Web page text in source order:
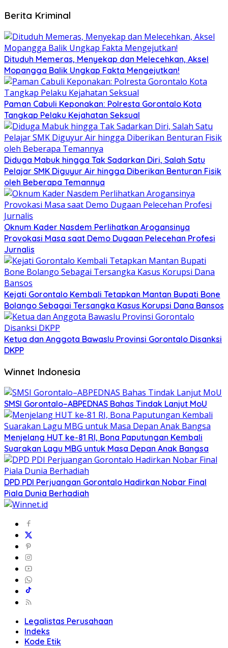
Berita Kriminal
Dituduh Memeras, Menyekap dan Melecehkan, Aksel
Mopangga Balik Ungkap Fakta Mengejutkan!
Paman Cabuli Keponakan: Polresta Gorontalo Kota
Tangkap Pelaku Kejahatan Seksual
Diduga Mabuk hingga Tak Sadarkan Diri, Salah Satu
Pelajar SMK Diguyur Air hingga Diberikan Benturan Fisik
oleh Beberapa Temannya
Oknum Kader Nasdem Perlihatkan Arogansinya
Provokasi Masa saat Demo Dugaan Pelecehan Profesi
Jurnalis
Kejati Gorontalo Kembali Tetapkan Mantan Bupati Bone
Bolango Sebagai Tersangka Kasus Korupsi Dana Bansos
Ketua dan Anggota Bawaslu Provinsi Gorontalo Disanksi
DKPP
Winnet Indonesia
SMSI Gorontalo–ABPEDNAS Bahas Tindak Lanjut MoU
Menjelang HUT ke-81 RI, Bona Paputungan Kembali
Suarakan Lagu MBG untuk Masa Depan Anak Bangsa
DPD PDI Perjuangan Gorontalo Hadirkan Nobar Final
Piala Dunia Berhadiah
Legalistas Perusahaan
Indeks
Kode Etik